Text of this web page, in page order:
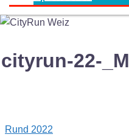
cityrun-22-
Post
Rund 2022